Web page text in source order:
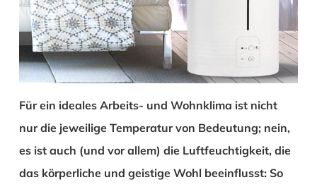
Für ein ideales Arbeits- und Wohnklima ist nicht
nur die jeweilige Temperatur von Bedeutung; nein,
es ist auch (und vor allem) die Luftfeuchtigkeit, die
das körperliche und geistige Wohl beeinflusst: So